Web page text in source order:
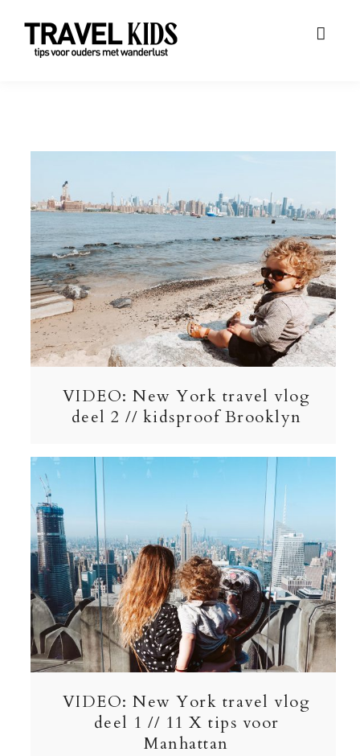
VIDEO: New York travel vlog
deel 2 // kidsproof Brooklyn
VIDEO: New York travel vlog
deel 1 // 11 X tips voor
Manhattan